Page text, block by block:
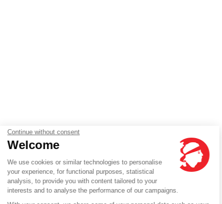
Continue without consent
Welcome
We use cookies or similar technologies to personalise
your experience, for functional purposes, statistical
analysis, to provide you with content tailored to your
interests and to analyse the performance of our campaigns.